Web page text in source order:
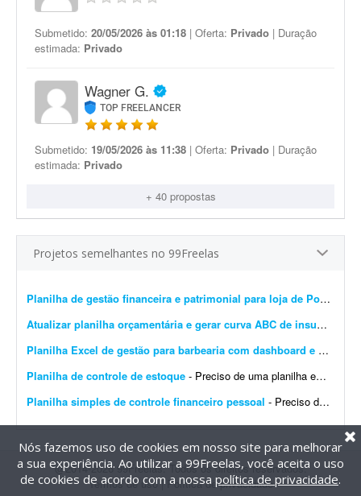
Submetido: 20/05/2026 às 01:18 | Oferta: Privado | Duração
estimada: Privado
Wagner G.
TOP FREELANCER
Submetido: 19/05/2026 às 11:38 | Oferta: Privado | Duração
estimada: Privado
+ 40 propostas
Projetos semelhantes no 99Freelas
Planilha de gestão financeira e patrimonial para loja de Pokémon TCG
Atualizar planilha orçamentária e gerar curva ABC de insumos e serviços
Planilha Excel de gestão para barbearia com dashboard e backup
Planilha de controle de estoque - Preciso de uma planilha em Excel para controle de estoque da marca Viora, que comercializa roupas fitness. Ela deve conter: * Cadastro de produtos com SKU. * Controle por cor e tamanho. * Cadastr...
Planilha simples de controle financeiro pessoal - Preciso de uma planilha simples de controle financeiro pessoal, com: - Registro de entradas e saídas; - Categorias de gastos; - Cálculo automático do saldo; - Resumo mensal; -...
@2014-2026 99Freelas. Todos os direitos reservados.
Termos de uso| Política de privacidade
Nós fazemos uso de cookies em nosso site para melhorar
a sua experiência. Ao utilizar a 99Freelas, você aceita o uso
de cookies de acordo com a nossa política de privacidade.